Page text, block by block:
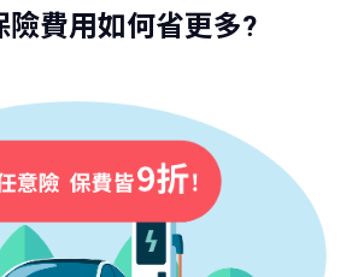
險費用如何省更多?